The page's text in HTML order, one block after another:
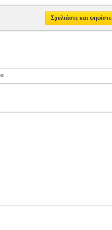
Σχολιάστε και ψηφίστε